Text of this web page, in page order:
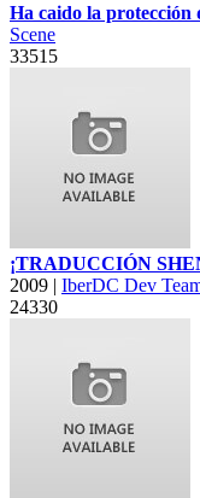
Ha caido la protección
Scene
33515
¡TRADUCCIÓN
2009 | IberDC Dev
24330